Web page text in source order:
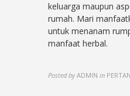
keluarga maupun
rumah. Mari
untuk menanam
manfaat herbal.
Posted by ADMIN in